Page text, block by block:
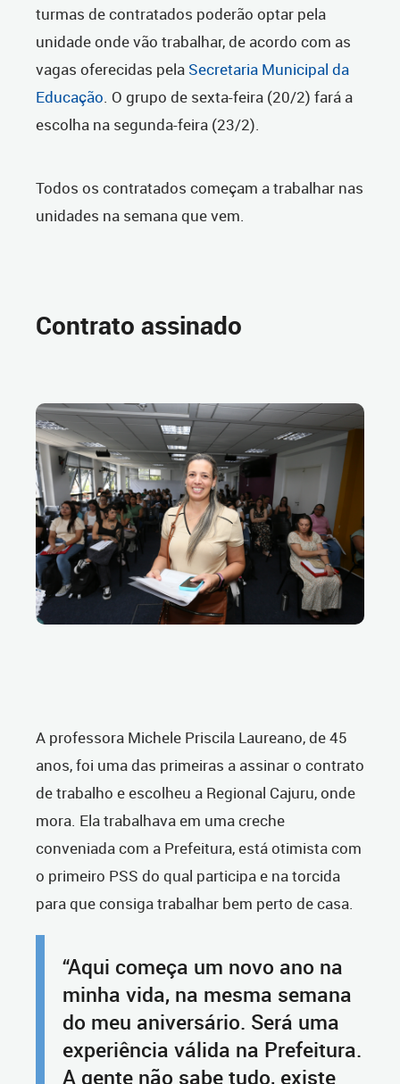
turmas de contratados poderão optar pela
unidade onde vão trabalhar, de acordo com as
vagas oferecidas pela Secretaria Municipal da
Educação. O grupo de sexta-feira (20/2) fará a
escolha na segunda-feira (23/2).
Todos os contratados começam a trabalhar nas
unidades na semana que vem.
Contrato assinado
A professora Michele Priscila Laureano, de 45
anos, foi uma das primeiras a assinar o contrato
de trabalho e escolheu a Regional Cajuru, onde
mora. Ela trabalhava em uma creche
conveniada com a Prefeitura, está otimista com
o primeiro PSS do qual participa e na torcida
para que consiga trabalhar bem perto de casa.
“Aqui começa um novo ano na
minha vida, na mesma semana
do meu aniversário. Será uma
experiência válida na Prefeitura.
A gente não sabe tudo, existe